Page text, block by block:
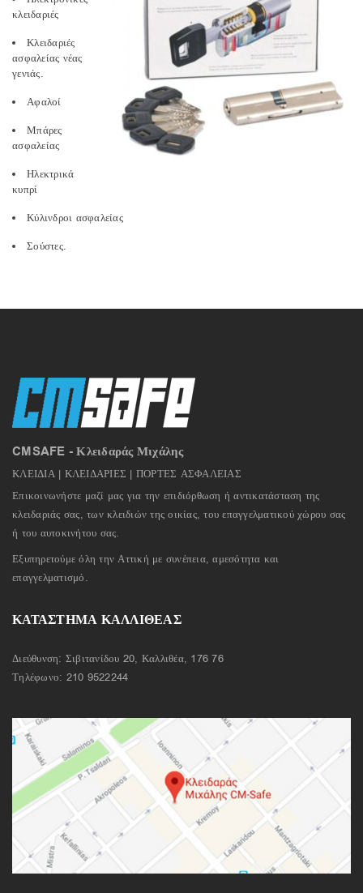
κλειδαριές
Κλειδαριές
ασφαλείας νέας
γενιάς.
Αφαλοί
Μπάρες
ασφαλείας
Ηλεκτρικά
κυπρί
Κύλινδροι ασφαλείας
Σούστες.
CMSAFE - Κλειδαράς Μιχάλης
ΚΛΕΙΔΙΑ | ΚΛΕΙΔΑΡΙΕΣ | ΠΟΡΤΕΣ ΑΣΦΑΛΕΙΑΣ
Επικοινωνήστε μαζί μας για την επιδιόρθωση ή αντικατάσταση της
κλειδαριάς σας, των κλειδιών της οικίας, του επαγγελματικού χώρου σας
ή του αυτοκινήτου σας.
Εξυπηρετούμε όλη την Αττική με συνέπεια, αμεσότητα και
επαγγελματισμό.
ΚΑΤΑΣΤΗΜΑ ΚΑΛΛΙΘΕΑΣ
Διεύθυνση: Σιβιτανίδου 20, Καλλιθέα, 176 76
Τηλέφωνο: 210 9522244